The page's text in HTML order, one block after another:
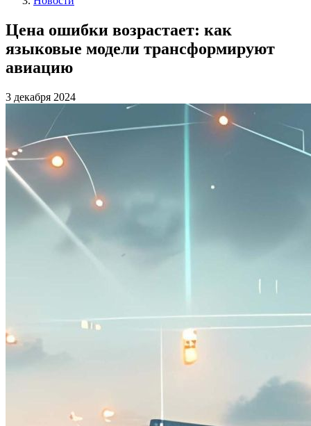
Цена ошибки возрастает: как
языковые модели трансформируют
авиацию
3 декабря 2024